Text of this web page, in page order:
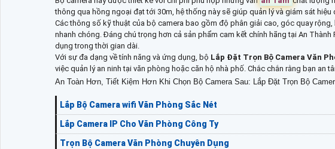
thông qua hồng ngoại đạt tới 30m, hệ thống này sẽ giúp quản lý và giám sát
Các thông số kỹ thuật của bộ camera bao gồm độ phân giải cao, góc quay
nhanh chóng. Đáng chú trọng hơn cả sản phẩm cam kết chính hãng tại An Thành
dụng trong thời gian dài.
Với sự đa dạng về tính năng và ứng dụng, bộ Lắp Đặt Trọn Bộ Camera Văn
việc quản lý an ninh tại văn phòng hoặc căn hộ nhà phố. Chắc chắn rằng bạn an
An Toàn Hơn, Tiết Kiệm Hơn Khi Chọn Bộ Camera Sau: Lắp Đặt Trọn Bộ
Lắp Bộ Camera wifi Văn Phòng Sắc Nét
Lắp Camera IP Cho Văn Phòng Công Ty
Trọn Bộ Camera Văn Phòng Chuyên Dụng